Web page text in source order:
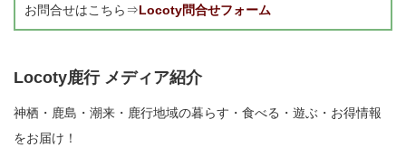
お問合せはこちら⇒Locoty問合せフォーム
Locoty鹿行 メディア紹介
神栖・鹿島・潮来・鹿行地域の暮らす・食べる・遊ぶ・お得情報
をお届け！